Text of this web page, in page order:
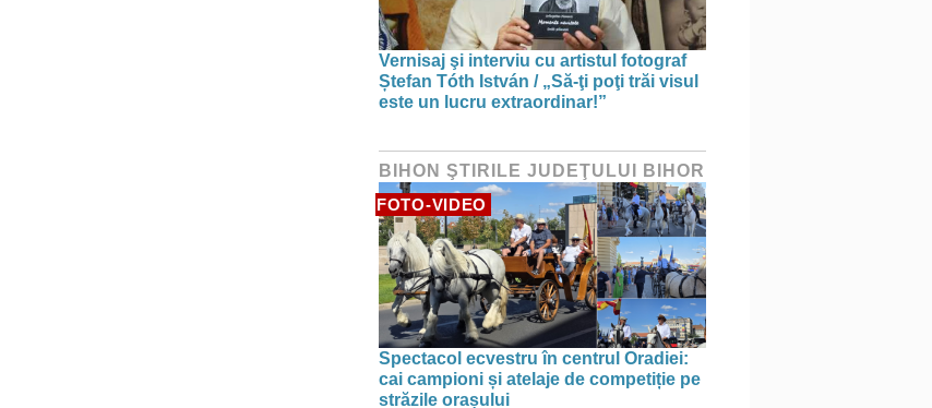
Vernisaj şi interviu cu artistul fotograf
Ștefan Tóth István / „Să-ţi poţi trăi visul
este un lucru extraordinar!”
BIHON ŞTIRILE JUDEŢULUI BIHOR
FOTO-VIDEO
Spectacol ecvestru în centrul Oradiei:
cai campioni și atelaje de competiție pe
străzile orașului